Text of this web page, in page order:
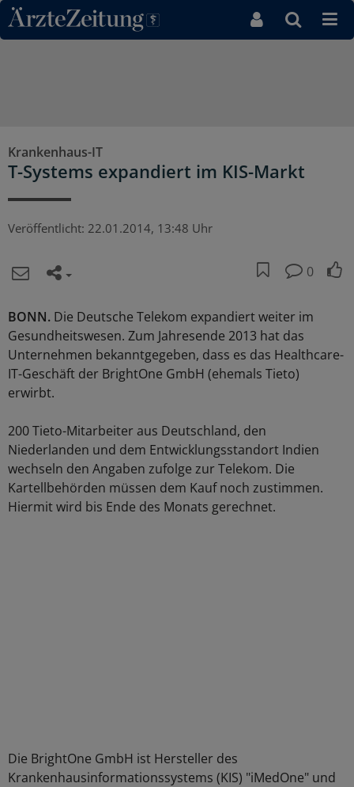
Direkt zum Inhaltsbereich
Krankenhaus-IT
T-Systems expandiert im KIS-Markt
Veröffentlicht: 22.01.2014, 13:48 Uhr
0
BONN. Die Deutsche Telekom expandiert weiter im
Gesundheitswesen. Zum Jahresende 2013 hat das
Unternehmen bekanntgegeben, dass es das Healthcare-
IT-Geschäft der BrightOne GmbH (ehemals Tieto)
erwirbt.
200 Tieto-Mitarbeiter aus Deutschland, den
Niederlanden und dem Entwicklungsstandort Indien
wechseln den Angaben zufolge zur Telekom. Die
Kartellbehörden müssen dem Kauf noch zustimmen.
Hiermit wird bis Ende des Monats gerechnet.
Die BrightOne GmbH ist Hersteller des
Krankenhausinformationssystems (KIS) "iMedOne" und